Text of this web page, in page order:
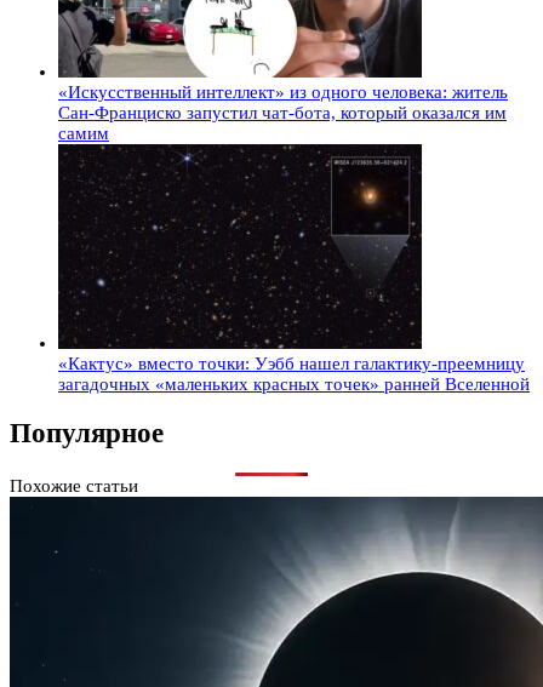
«Искусственный интеллект» из одного человека: житель
Сан-Франциско запустил чат-бота, который оказался им
самим
«Кактус» вместо точки: Уэбб нашел галактику-преемницу
загадочных «маленьких красных точек» ранней Вселенной
Популярное
Похожие статьи